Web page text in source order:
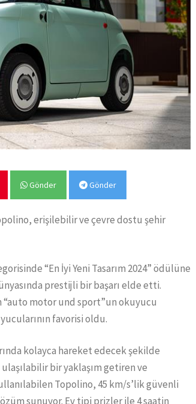
Gönder Gönder
erişilebilir ve çevre dostu şehir
“En İyi Yeni Tasarım 2024” ödülüne
prestijli bir başarı elde etti.
motor und sport”un okuyucu
favorisi oldu.
kolayca hareket edecek şekilde
bir yaklaşım getiren ve
Topolino, 45 km/s’lik güvenli
sunuyor. Ev tipi prizler ile 4 saatin